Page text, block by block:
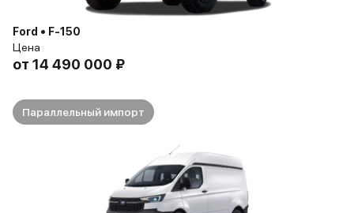
Ford • F-150
Цена
от 14 490 000 ₽
Параллельный импорт